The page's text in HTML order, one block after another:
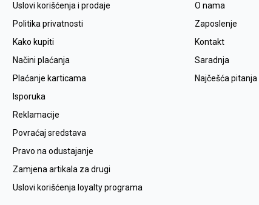
Uslovi korišćenja i prodaje
Politika privatnosti
Kako kupiti
Načini plaćanja
Plaćanje karticama
Isporuka
Reklamacije
Povraćaj sredstava
Pravo na odustajanje
Zamjena artikala za drugi
Uslovi korišćenja loyalty programa
O nama
Zaposlenje
Kontakt
Saradnja
Najčešća pitanja